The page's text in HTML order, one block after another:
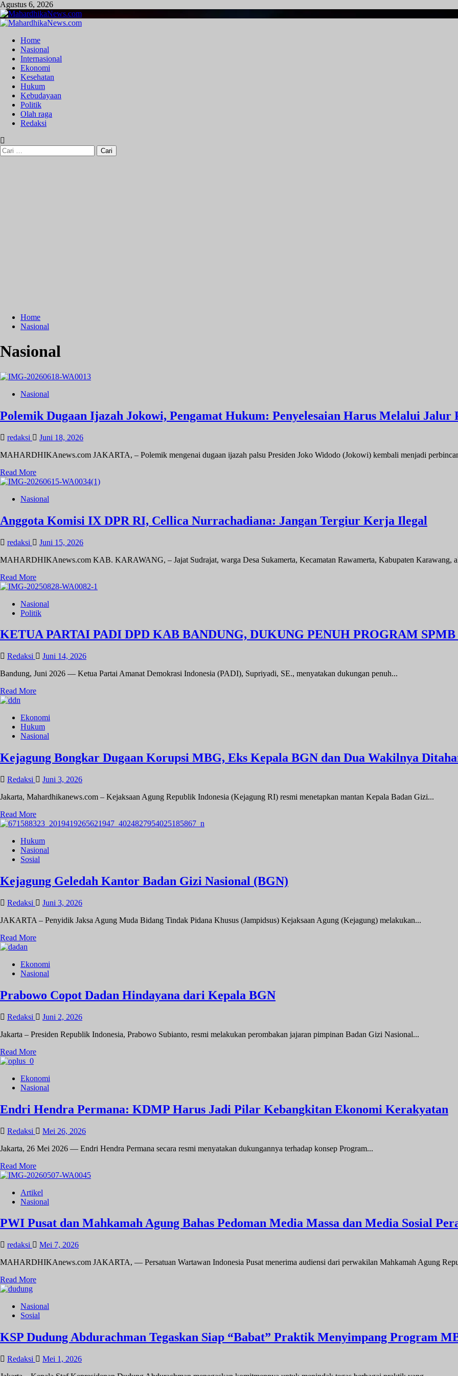
Skip
to
content
Agustus 6, 2026
Primary
Home
Nasional
Internasional
Ekonomi
Kesehatan
Hukum
Kebudayaan
Politik
Olah raga
Redaksi
Cari
untuk:
Home
Nasional
Nasional
Nasional
Polemik Dugaan Ijazah Jokowi, Pengamat Hukum: Penyelesaian Harus Melalui Jalur
redaksi
Juni 18, 2026
MAHARDHIKAnews.com JAKARTA, – Polemik mengenai dugaan ijazah palsu Presiden Joko Widodo (Jokowi) kembali menjadi
Read MoreRead
more
Polemik
Ijazah
Jokowi,
Hukum:
Harus
Jalur
Pengadilan
Nasional
Anggota Komisi IX DPR RI, Cellica Nurrachadiana: Jangan Tergiur Kerja Ilegal
redaksi
Juni 15, 2026
MAHARDHIKAnews.com KAB. KARAWANG, – Jajat Sudrajat, warga Desa Sukamerta, Kecamatan Rawamerta, Kabupaten Karawang,
Read MoreRead
more
Anggota
Komisi
DPR
RI,
Nurrachadiana:
Jangan
Tergiur
Ilegal
Nasional
Politik
KETUA PARTAI PADI DPD KAB BANDUNG, DUKUNG PENUH PROGRAM
Redaksi
Juni 14, 2026
Bandung, Juni 2026 — Ketua Partai Amanat Demokrasi Indonesia (PADI), Supriyadi, SE., menyatakan dukungan penuh...
Read MoreRead
KETUA
PARTAI
PADI
KAB
BANDUNG,
PENUH
SPMB
MAUNG
JAWA
BARAT
2026
Ekonomi
Hukum
Nasional
Kejagung Bongkar Dugaan Korupsi MBG, Eks Kepala BGN dan Dua Wakilnya
Redaksi
Juni 3, 2026
Jakarta, Mahardhikanews.com – Kejaksaan Agung Republik Indonesia (Kejagung RI) resmi menetapkan mantan Kepala Badan Gizi...
Read MoreRead
more
Kejagung
Bongkar
Dugaan
MBG,
Eks
BGN
Dua
Ditahan
Hukum
Nasional
Sosial
Kejagung Geledah Kantor Badan Gizi Nasional (BGN)
Redaksi
Juni 3, 2026
JAKARTA – Penyidik Jaksa Agung Muda Bidang Tindak Pidana Khusus (Jampidsus) Kejaksaan Agung (Kejagung) melakukan...
Read MoreRead
Kejagung
Geledah
Badan
Gizi
(BGN)
Ekonomi
Nasional
Prabowo Copot Dadan Hindayana dari Kepala BGN
Redaksi
Juni 2, 2026
Jakarta – Presiden Republik Indonesia, Prabowo Subianto, resmi melakukan perombakan jajaran pimpinan Badan Gizi Nasional...
Read MoreRead
Prabowo
Copot
Hindayana
dari
BGN
Ekonomi
Nasional
Endri Hendra Permana: KDMP Harus Jadi Pilar Kebangkitan Ekonomi Kerakyatan
Redaksi
Mei 26, 2026
Jakarta, 26 Mei 2026 — Endri Hendra Permana secara resmi menyatakan dukungannya terhadap konsep Program...
Read MoreRead
more
Endri
Hendra
KDMP
Harus
Pilar
Kebangkitan
Ekonomi
Artikel
Nasional
PWI Pusat dan Mahkamah Agung Bahas Pedoman Media Massa dan Media Sosial
redaksi
Mei 7, 2026
MAHARDHIKAnews.com JAKARTA, — Persatuan Wartawan Indonesia Pusat menerima audiensi dari perwakilan Mahkamah Agung
Read MoreRead
PWI
Pusat
Mahkamah
Agung
Pedoman
Nasional
Sosial
KSP Dudung Abdurachman Tegaskan Siap “Babat” Praktik Menyimpang Program
Redaksi
Mei 1, 2026